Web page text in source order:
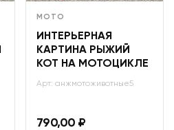
МОТО
ИНТЕРЬЕРНАЯ
КАРТИНА РЫЖИЙ
КОТ НА МОТОЦИКЛЕ
Арт: анжмотоживотные5
790,00 ₽